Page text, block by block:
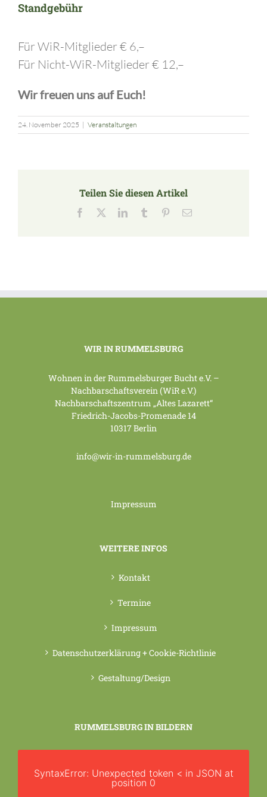
Standgebühr
Für WiR-Mitglieder € 6,–
Für Nicht-WiR-Mitglieder € 12,–
Wir freuen uns auf Euch!
24. November 2025 | Veranstaltungen
Teilen Sie diesen Artikel
Facebook LinkedInTumblr Pinterest
E-
WIR IN RUMMELSBURG
Wohnen in der Rummelsburger Bucht e.V. –
Nachbarschaftsverein (WiR e.V.)
Nachbarschaftszentrum „Altes Lazarett“
Friedrich-Jacobs-Promenade 14
10317 Berlin
info@wir-in-rummelsburg.de
Impressum
WEITERE INFOS
Kontakt
Termine
Impressum
Datenschutzerklärung + Cookie-Richtlinie
Gestaltung/Design
RUMMELSBURG IN BILDERN
SyntaxError: Unexpected token < in JSON at
position 0